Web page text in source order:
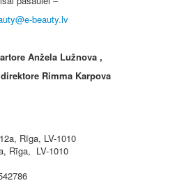
Anžela Lužnova ,
Rimma Karpova
Rīga, LV-1010
Rīga, LV-1010